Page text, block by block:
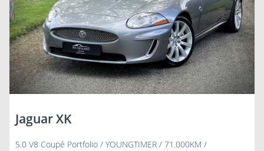
Jaguar XK
5.0 V8 Coupé Portfolio / YOUNGTIMER / 71.000KM /